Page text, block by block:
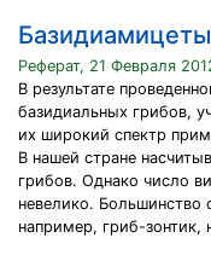
Базидиамицеты
Реферат, 21 Февраля
В результате
базидиальных грибов,
их широкий спектр
В нашей стране
грибов. Однако число
невелико. Большинство
например, гриб-зонтик,